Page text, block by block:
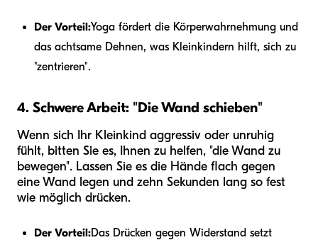
Der Vorteil:Yoga fördert die Körperwahrnehmung und
das achtsame Dehnen, was Kleinkindern hilft, sich zu
"zentrieren".
4. Schwere Arbeit: "Die Wand schieben"
Wenn sich Ihr Kleinkind aggressiv oder unruhig
fühlt, bitten Sie es, Ihnen zu helfen, "die Wand zu
bewegen". Lassen Sie es die Hände flach gegen
eine Wand legen und zehn Sekunden lang so fest
wie möglich drücken.
Der Vorteil:Das Drücken gegen Widerstand setzt